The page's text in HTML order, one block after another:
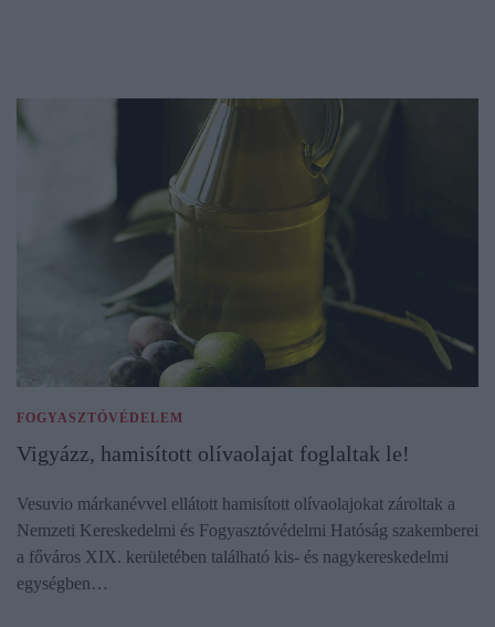
FOGYASZTÓVÉDELEM
Vigyázz, hamisított olívaolajat foglaltak le!
Vesuvio márkanévvel ellátott hamisított olívaolajokat zároltak a
Nemzeti Kereskedelmi és Fogyasztóvédelmi Hatóság szakemberei
a főváros XIX. kerületében található kis- és nagykereskedelmi
egységben…